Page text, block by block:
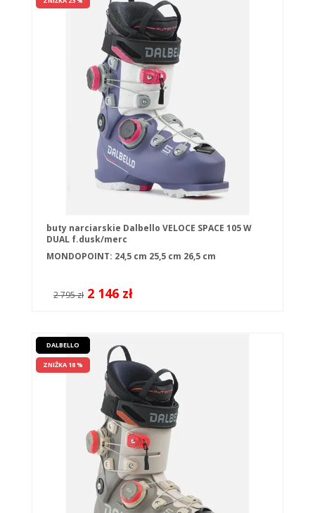
buty narciarskie Dalbello VELOCE SPACE 105 W
DUAL f.dusk/merc
MONDOPOINT: 24,5 cm 25,5 cm 26,5 cm
2 795 zł 2 146 zł
DALBELLO
ZNIŻKA 18 %